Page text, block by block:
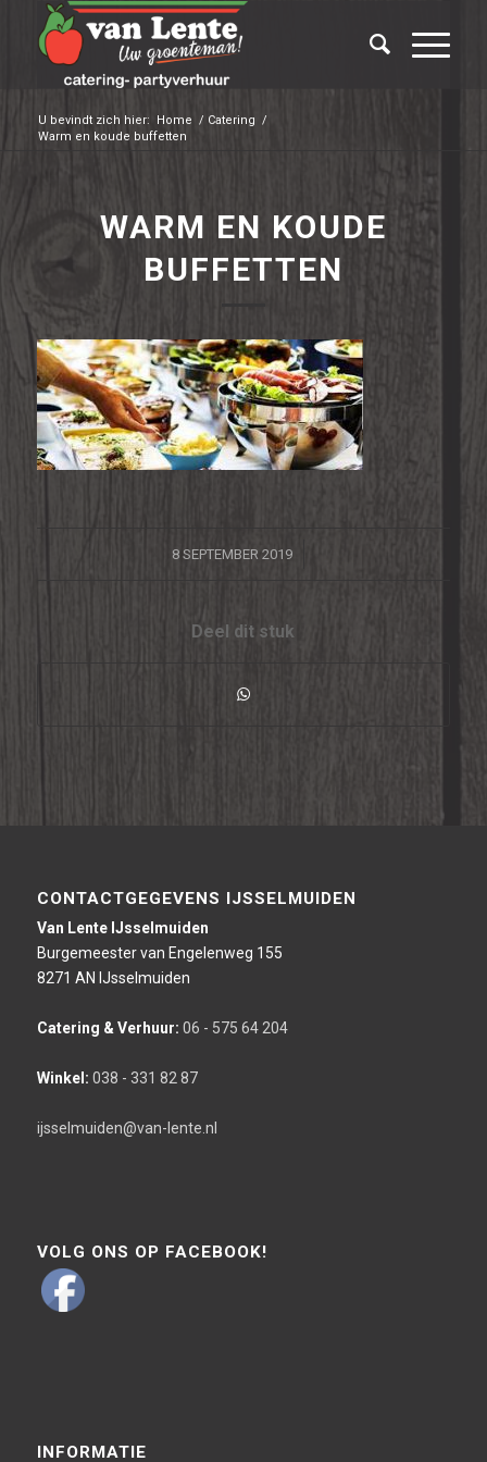
U bevindt zich hier: Home / Catering /
Warm en koude buffetten
WARM EN KOUDE
BUFFETTEN
8 SEPTEMBER 2019
/
Deel dit stuk
CONTACTGEGEVENS IJSSELMUIDEN
Van Lente IJsselmuiden
Burgemeester van Engelenweg 155
8271 AN IJsselmuiden
Catering & Verhuur: 06 - 575 64 204
Winkel: 038 - 331 82 87
ijsselmuiden@van-lente.nl
VOLG ONS OP FACEBOOK!
INFORMATIE